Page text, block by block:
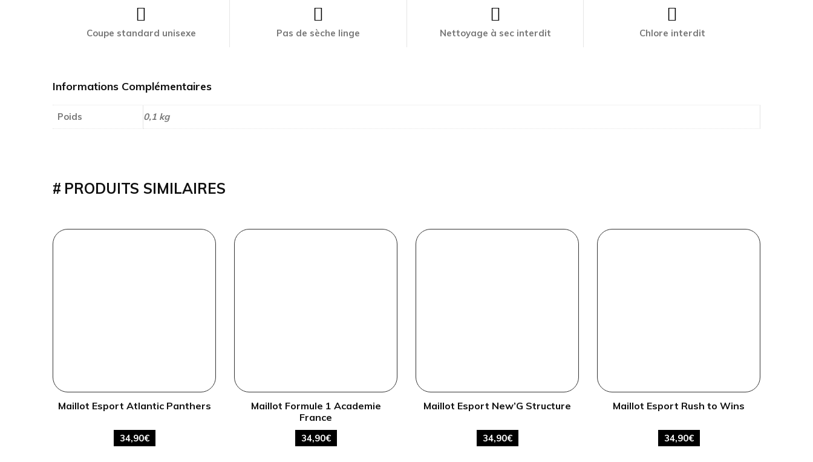
Coupe standard unisexe Pas de sèche linge Nettoyage à sec interdit Chlore interdit
Informations Complémentaires
Poids 0,1 kg
PRODUITS SIMILAIRES
Maillot Esport Atlantic Panthers
34,90€
Maillot Formule 1 Academie
France
34,90€
Maillot Esport New’G Structure
34,90€
Maillot Esport Rush to Wins
34,90€